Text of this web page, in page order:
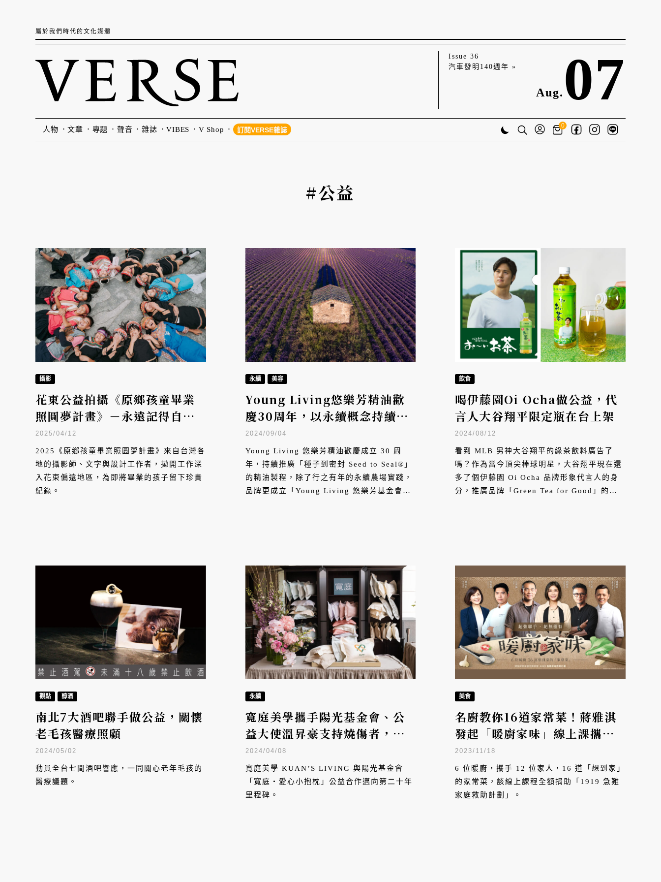
屬於我們時代的文化媒體
Issue 36
汽車發明140週年 »
Aug. 07
人物 文章 專題 聲音 雜誌 VIBES V Shop 訂閱VERSE雜誌
0
#公益
攝影
花東公益拍攝《原鄉孩童畢業
照圓夢計畫》－永遠記得自己
來自哪裡，並引以為傲
2025/04/12
2025《原鄉孩童畢業照圓夢計畫》來自台灣各
地的攝影師、文字與設計工作者，拋開工作深
入花東偏遠地區，為即將畢業的孩子留下珍貴
紀錄。
永續 美容
Young Living悠樂芳精油歡
慶30周年，以永續概念持續推
廣公益
2024/09/04
Young Living 悠樂芳精油歡慶成立 30 周
年，持續推廣「種子到密封 Seed to Seal®」
的精油製程，除了行之有年的永續農場實踐，
品牌更成立「Young Living 悠樂芳基金會」
飲食
喝伊藤園Oi Ocha做公益，代
言人大谷翔平限定瓶在台上架
2024/08/12
看到 MLB 男神大谷翔平的綠茶飲料廣告了
嗎？作為當今頂尖棒球明星，大谷翔平現在還
多了個伊藤園 Oi Ocha 品牌形象代言人的身
分，推廣品牌「Green Tea for Good」的永
觀點 醇酒
南北7大酒吧聯手做公益，關懷
老毛孩醫療照顧
2024/05/02
動員全台七間酒吧響應，一同關心老年毛孩的
醫療議題。
永續
寬庭美學攜手陽光基金會、公
益大使溫昇豪支持燒傷者，創
造愛的永續價值
2024/04/08
寬庭美學 KUAN’S LIVING 與陽光基金會
「寬庭・愛心小抱枕」公益合作邁向第二十年
里程碑。
美食
名廚教你16道家常菜！蔣雅淇
發起「暖廚家味」線上課攜手
江振誠、AKAME、飛花落
院、Sinasera 24、陳耀訓一
同做公益
2023/11/18
6 位暖廚，攜手 12 位家人，16 道「想到家」
的家常菜，該線上課程全額捐助「1919 急難
家庭救助計劃」。